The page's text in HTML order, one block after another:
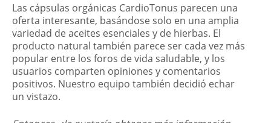
Las cápsulas orgánicas CardioTonus parecen una
oferta interesante, basándose solo en una amplia
variedad de aceites esenciales y de hierbas. El
producto natural también parece ser cada vez más
popular entre los foros de vida saludable, y los
usuarios comparten opiniones y comentarios
positivos. Nuestro equipo también decidió echar
un vistazo.